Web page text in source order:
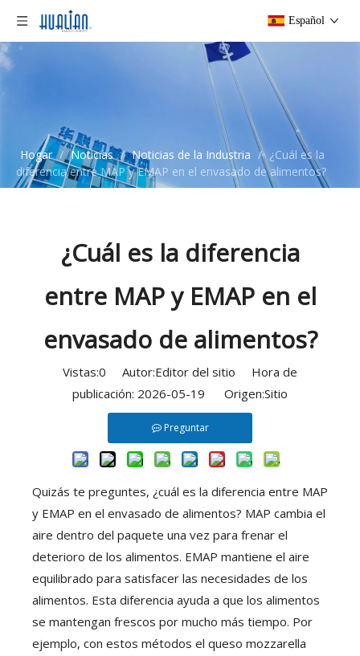
Español
Hogar / Noticias / Noticias de la Industria / ¿Cuál es la
diferencia entre MAP y EMAP en el envasado de alimentos?
¿Cuál es la diferencia
entre MAP y EMAP en el
envasado de alimentos?
Vistas:0 Autor:Editor del sitio Hora de
publicación: 2026-05-19 Origen:Sitio
Preguntar
Quizás te preguntes, ¿cuál es la diferencia entre MAP
y EMAP en el envasado de alimentos? MAP cambia el
aire dentro del paquete una vez para frenar el
deterioro de los alimentos. EMAP mantiene el aire
equilibrado para satisfacer las necesidades de los
alimentos. Esta diferencia ayuda a que los alimentos
se mantengan frescos por mucho más tiempo. Por
ejemplo, con estos métodos el queso mozzarella